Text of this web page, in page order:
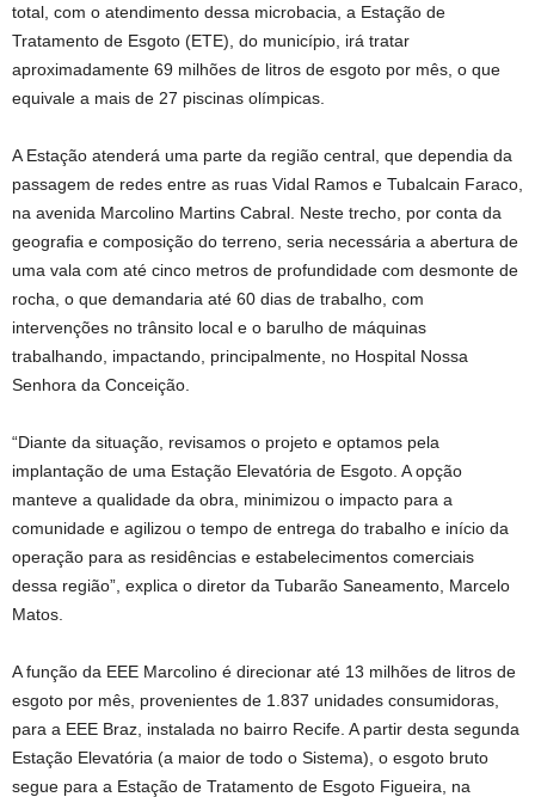
total, com o atendimento dessa microbacia, a Estação de
Tratamento de Esgoto (ETE), do município, irá tratar
aproximadamente 69 milhões de litros de esgoto por mês, o que
equivale a mais de 27 piscinas olímpicas.
A Estação atenderá uma parte da região central, que dependia da
passagem de redes entre as ruas Vidal Ramos e Tubalcain Faraco,
na avenida Marcolino Martins Cabral. Neste trecho, por conta da
geografia e composição do terreno, seria necessária a abertura de
uma vala com até cinco metros de profundidade com desmonte de
rocha, o que demandaria até 60 dias de trabalho, com
intervenções no trânsito local e o barulho de máquinas
trabalhando, impactando, principalmente, no Hospital Nossa
Senhora da Conceição.
“Diante da situação, revisamos o projeto e optamos pela
implantação de uma Estação Elevatória de Esgoto. A opção
manteve a qualidade da obra, minimizou o impacto para a
comunidade e agilizou o tempo de entrega do trabalho e início da
operação para as residências e estabelecimentos comerciais
dessa região”, explica o diretor da Tubarão Saneamento, Marcelo
Matos.
A função da EEE Marcolino é direcionar até 13 milhões de litros de
esgoto por mês, provenientes de 1.837 unidades consumidoras,
para a EEE Braz, instalada no bairro Recife. A partir desta segunda
Estação Elevatória (a maior de todo o Sistema), o esgoto bruto
segue para a Estação de Tratamento de Esgoto Figueira, na